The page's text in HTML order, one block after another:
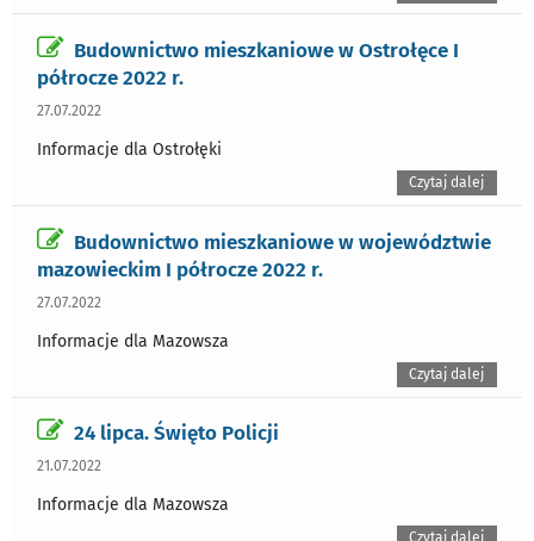
Budownictwo mieszkaniowe w Ostrołęce I
półrocze 2022 r.
27.07.2022
Informacje dla Ostrołęki
Czytaj dalej
Budownictwo mieszkaniowe w województwie
mazowieckim I półrocze 2022 r.
27.07.2022
Informacje dla Mazowsza
Czytaj dalej
24 lipca. Święto Policji
21.07.2022
Informacje dla Mazowsza